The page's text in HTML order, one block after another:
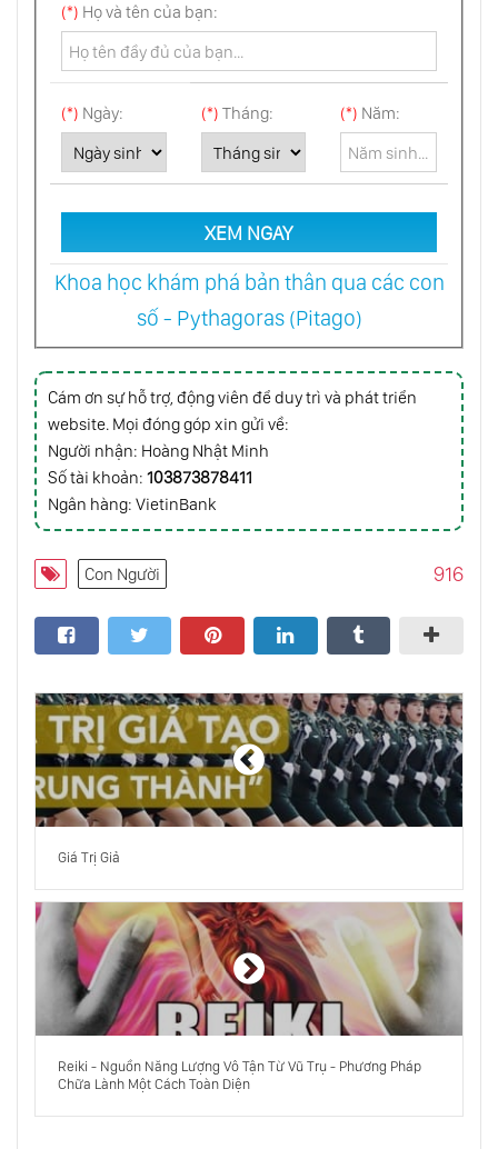
Vui Sống Hiểm Nguy
Dũng Cảm - Con Đường Của Trái Tim
Mê Tín
Triết Học
Osho Nói Về Nhịn Ăn
Nhìn Vào Người Khác Mà Không Phán Xét
Thế Giới Thuộc Về Người Thuận Tay Phải
Bồn Tắm Là Nơi Yêu Thích Nhất Của Các Vĩ
Nhân
Của Nước
Bí Ẩn Thuật Giả Kim Ở Những Địa Điểm Linh
Thiêng Trên Thế Giới
Giải Mã Giấc Mơ Đêm
(*) Họ và tên của bạn:
(*) Ngày: (*) Tháng: (*) Năm:
XEM NGAY
Khoa học khám phá bản thân qua các con
số - Pythagoras (Pitago)
Cám ơn sự hỗ trợ, động viên để duy trì và phát triển
website. Mọi đóng góp xin gửi về:
Người nhận: Hoàng Nhật Minh
Số tài khoản: 103873878411
Ngân hàng: VietinBank
Con Người 916
Giá Trị Giả
Reiki - Nguồn Năng Lượng Vô Tận Từ Vũ Trụ - Phương Pháp
Chữa Lành Một Cách Toàn Diện